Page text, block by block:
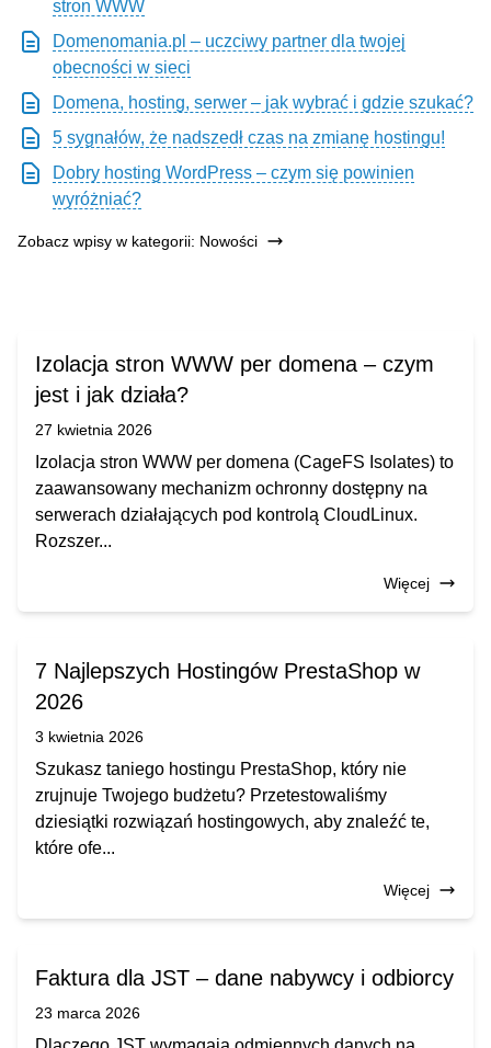
stron WWW
Domenomania.pl – uczciwy partner dla twojej
obecności w sieci
Domena, hosting, serwer – jak wybrać i gdzie szukać?
5 sygnałów, że nadszedł czas na zmianę hostingu!
Dobry hosting WordPress – czym się powinien
wyróżniać?
Zobacz wpisy w kategorii: Nowości
Izolacja stron WWW per domena – czym
jest i jak działa?
27 kwietnia 2026
Izolacja stron WWW per domena (CageFS Isolates) to
zaawansowany mechanizm ochronny dostępny na
serwerach działających pod kontrolą CloudLinux.
Rozszer...
Więcej
7 Najlepszych Hostingów PrestaShop w
2026
3 kwietnia 2026
Szukasz taniego hostingu PrestaShop, który nie
zrujnuje Twojego budżetu? Przetestowaliśmy
dziesiątki rozwiązań hostingowych, aby znaleźć te,
które ofe...
Więcej
Faktura dla JST – dane nabywcy i odbiorcy
23 marca 2026